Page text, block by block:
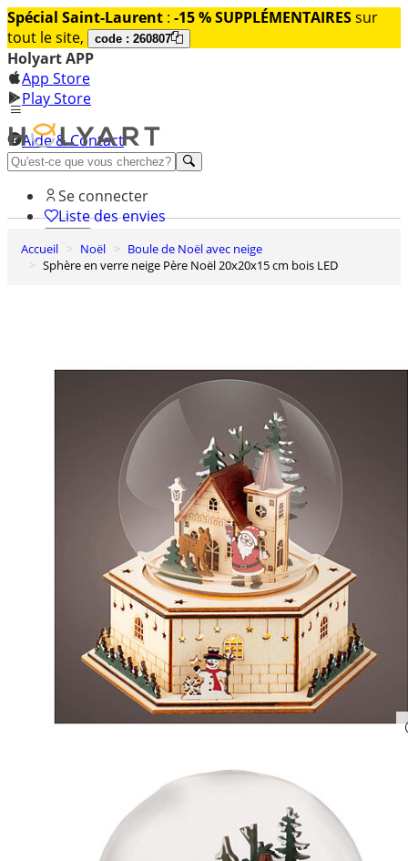
Spécial Saint-Laurent : -15 % SUPPLÉMENTAIRESsur
tout le site,
code : 260807
Holyart APP
App Store
Play Store
Aide & Contact
Découvrez Premium
Se connecter
Liste des envies
0
Panier
Accueil Noël
Boule de Noël avec neige
Sphère en verre neige Père Noël 20x20x15 cm bois LED